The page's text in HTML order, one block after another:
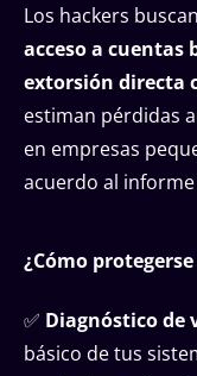
Los hackers buscan
acceso a cuentas
extorsión directa
estiman pérdidas
en empresas
acuerdo al
¿Cómo
✅ Diagnóstico de
básico de tus